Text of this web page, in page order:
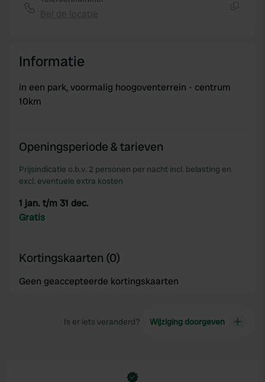
Informatie
in een park, voormalig hoogoventerrein - centrum
10km
Openingsperiode & tarieven
Prijsindicatie o.b.v. 2 personen per nacht incl. belasting en
excl. eventuele extra kosten
1 jan. t/m 31 dec.
Gratis
Kortingskaarten (0)
Geen geaccepteerde kortingskaarten
Is er iets veranderd? Wijziging doorgeven